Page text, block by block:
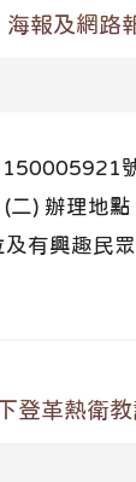
報及網路
) 辦理地
及有興趣
登革熱衛教